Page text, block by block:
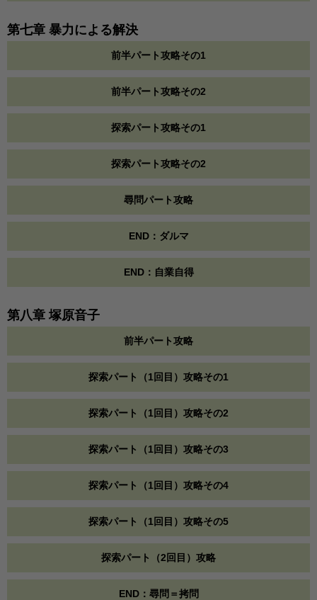
第七章 暴力による解決
前半パート攻略その1
前半パート攻略その2
探索パート攻略その1
探索パート攻略その2
尋問パート攻略
END：ダルマ
END：自業自得
第八章 塚原音子
前半パート攻略
探索パート（1回目）攻略その1
探索パート（1回目）攻略その2
探索パート（1回目）攻略その3
探索パート（1回目）攻略その4
探索パート（1回目）攻略その5
探索パート（2回目）攻略
END：尋問＝拷問